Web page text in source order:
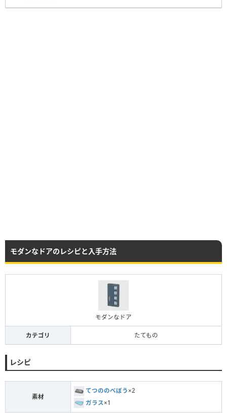
モダンなドアのレシピと入手方法
モダンなドア
カテゴリ たてもの
レシピ
素材
てつののべぼう ×2
ガラス ×1